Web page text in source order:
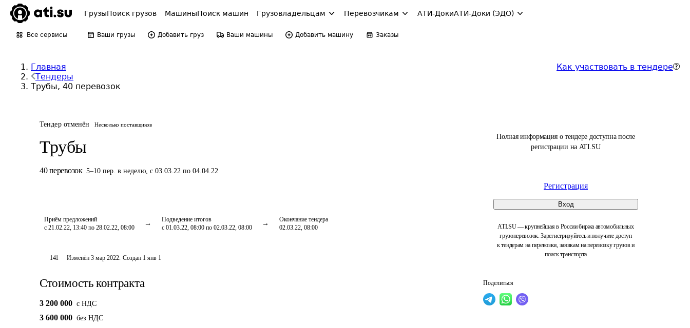
ГрузыПоиск грузов МашиныПоиск машин Грузовладельцам Перевозчикам АТИ-ДокиАТИ-Доки (ЭДО)
Все сервисы Ваши грузы Добавить груз Ваши машины Добавить машину Заказы
Главная
Тендеры
Трубы, 40 перевозок
Как участвовать в тендере
Тендер отменён Несколько поставщиков
Трубы
40 перевозок 5–10 пер. в неделю, с 03.03.22 по 04.04.22
Приём предложений
с 21.02.22, 13:40 по 28.02.22, 08:00
Подведение итогов
с 01.03.22, 08:00 по 02.03.22, 08:00
Окончание тендера
02.03.22, 08:00
Полная информация о тендере доступна после
регистрации на ATI.SU
Регистрация
Вход
ATI.SU — крупнейшая в России биржа автомобильных
грузоперевозок. Зарегистрируйтесь и получите доступ
к тендерам на перевозки, заявкам на перевозку грузов и
поиск транспорта
Поделиться
141 Изменён3 мар 2022. Создан 1 янв 1
Стоимость контракта
3 200 000 c НДС
3 600 000 без НДС